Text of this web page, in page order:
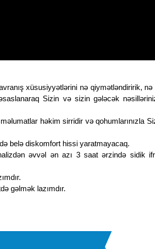
xüsusiyyətlərini nə qiymətləndiririk, nə
Sizin və sizin gələcək
həkim sirridir və qohumlarınızla
belə diskomfort hissi yaratmayacaq.
əvvəl ən azı 3 saat ərzində sidik
gəlmək lazımdır.